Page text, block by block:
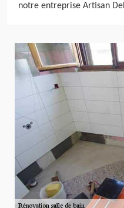
notre entreprise Artisan